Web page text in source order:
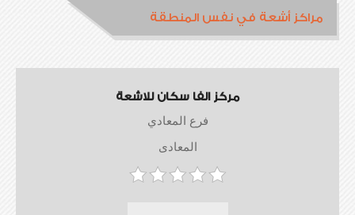
مراكز أشعة في نفس المنطقة
مركز الفا سكان للاشعة
فرع المعادي
المعادى